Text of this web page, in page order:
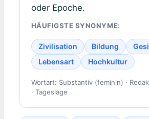
oder Epoche.
HÄUFIGSTE SYNONYME:
Zivilisation Bildung
Lebensart
Hochkultur
Wortart: Substantiv (feminin) ·
· Tageslage